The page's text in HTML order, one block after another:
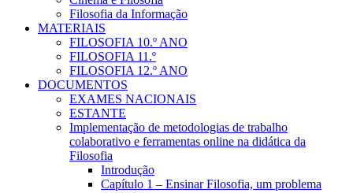
Filosofia da Informação
MATERIAIS
FILOSOFIA 10.º ANO
FILOSOFIA 11.º
FILOSOFIA 12.º ANO
DOCUMENTOS
EXAMES NACIONAIS
ESTANTE
Implementação de metodologias de trabalho
colaborativo e ferramentas online na didática da
Filosofia
Introdução
Capítulo 1 – Ensinar Filosofia, um problema